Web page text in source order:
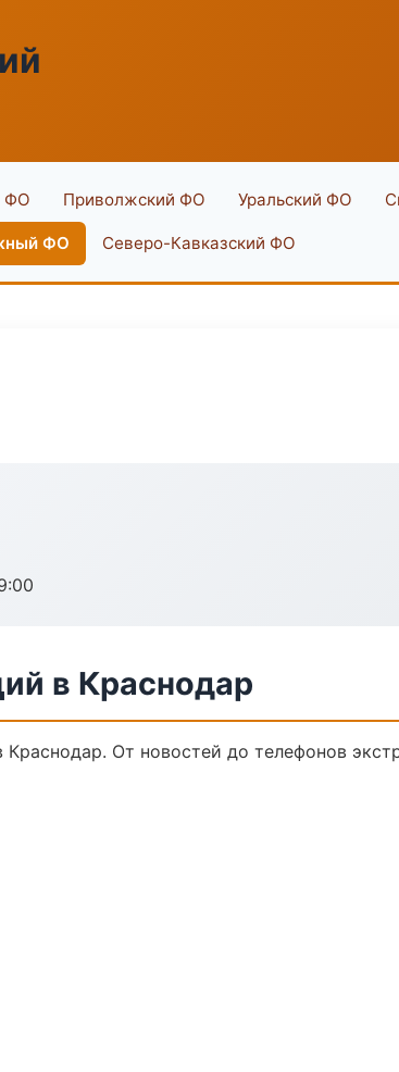
ФО Приволжский ФО Уральский ФО
ФО Северо-Кавказский ФО
в Краснодар
От новостей до телефонов